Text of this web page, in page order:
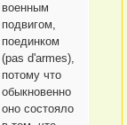
военным
подвигом,
поединком
(pas d'armes),
потому что
обыкновенно
оно состояло